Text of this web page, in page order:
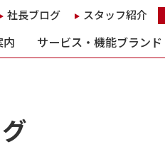
社長ブログ スタッフ紹介
内 サービス・機能ブランド